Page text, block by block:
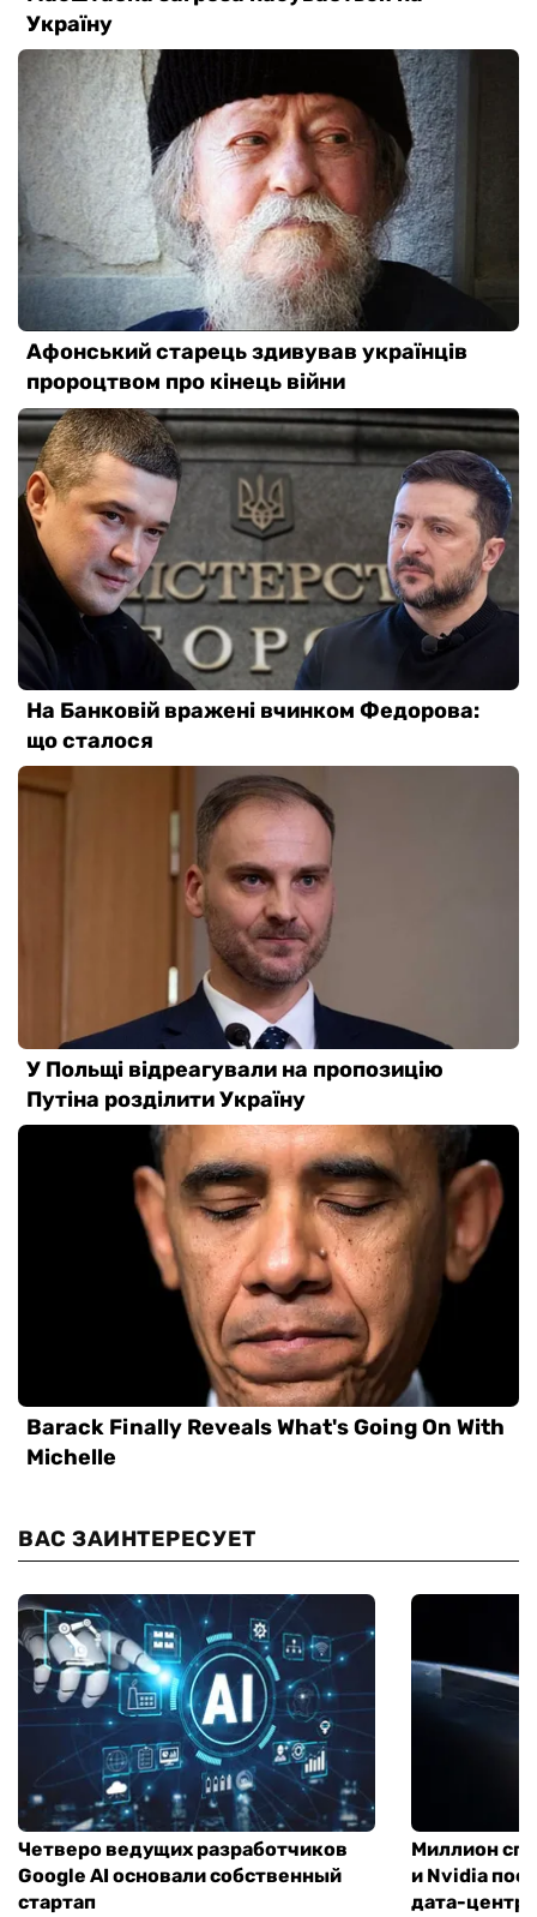
ВАС ЗАИНТЕРЕСУЕТ
Четверо ведущих разработчиков
Google AI основали собственный
стартап
Миллион
и Nvidia
дата-центр